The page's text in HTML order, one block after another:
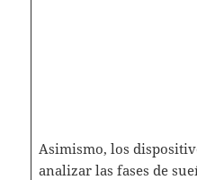
Asimismo, los
analizar las fases de